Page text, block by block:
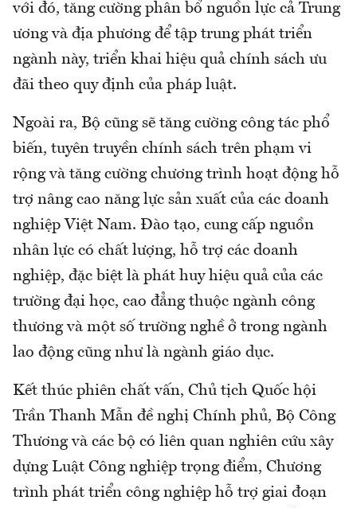
với đó, tăng cường phân bổ nguồn lực cả Trung
ương và địa phương để tập trung phát triển
ngành này, triển khai hiệu quả chính sách ưu
đãi theo quy định của pháp luật.
Ngoài ra, Bộ cũng sẽ tăng cường công tác phổ
biến, tuyên truyền chính sách trên phạm vi
rộng và tăng cường chương trình hoạt động hỗ
trợ nâng cao năng lực sản xuất của các doanh
nghiệp Việt Nam. Đào tạo, cung cấp nguồn
nhân lực có chất lượng, hỗ trợ các doanh
nghiệp, đặc biệt là phát huy hiệu quả của các
trường đại học, cao đẳng thuộc ngành công
thương và một số trường nghề ở trong ngành
lao động cũng như là ngành giáo dục.
Kết thúc phiên chất vấn, Chủ tịch Quốc hội
Trần Thanh Mẫn đề nghị Chính phủ, Bộ Công
Thương và các bộ có liên quan nghiên cứu xây
dựng Luật Công nghiệp trọng điểm, Chương
trình phát triển công nghiệp hỗ trợ giai đoạn